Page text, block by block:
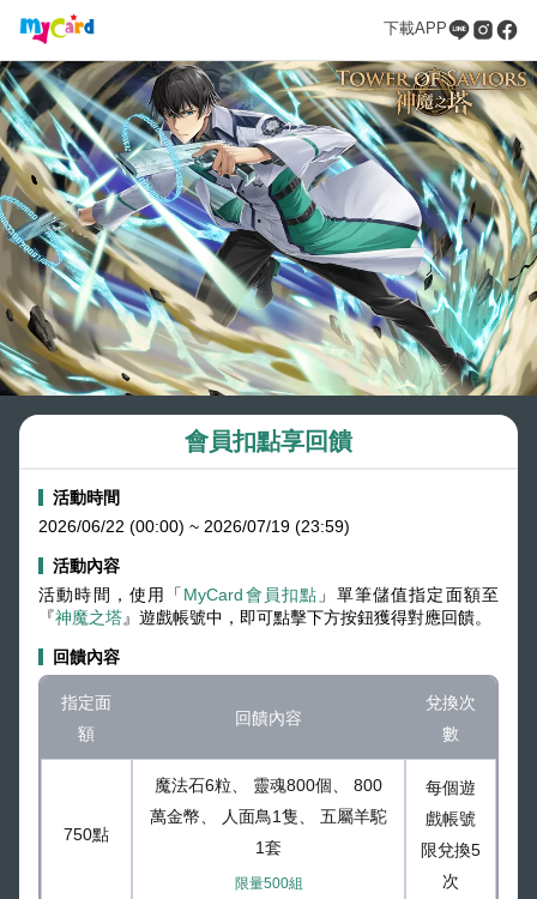
下載APP
會員扣點享回饋
活動時間
2026/06/22 (00:00) ~ 2026/07/19 (23:59)
活動內容
活動時間，使用「 MyCard會員扣點 」單筆儲值指定面額至
『神魔之塔』遊戲帳號中，即可點擊下方按鈕獲得對應回饋。
回饋內容
指定面
額
回饋內容
兌換次
數
750點
魔法石6粒、 靈魂800個、 800
萬金幣、 人面鳥1隻、 五屬羊駝
1套
限量500組
每個遊
戲帳號
限兌換5
次